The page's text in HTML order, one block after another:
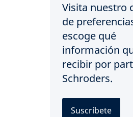
Visita nuestro
de
escoge qué
información
recibir por
Schroders.
Suscríbete